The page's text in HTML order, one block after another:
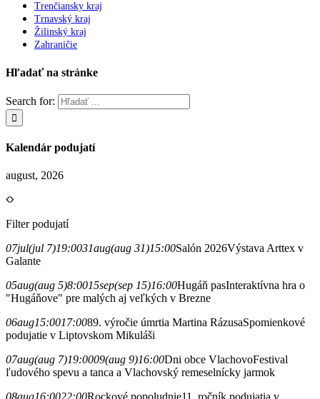
Trenčiansky kraj
Trnavský kraj
Žilinský kraj
Zahraničie
Hľadať na stránke
Search for:
Kalendár podujatí
august, 2026
Filter podujatí
07jul(jul 7)19:0031aug(aug 31)15:00Salón 2026Výstava Arttex v
Galante
05aug(aug 5)8:0015sep(sep 15)16:00Hugáň pasInteraktívna hra o
"Hugáňove" pre malých aj veľkých v Brezne
06aug15:0017:0089. výročie úmrtia Martina RázusaSpomienkové
podujatie v Liptovskom Mikuláši
07aug(aug 7)19:0009(aug 9)16:00Dni obce VlachovoFestival
ľudového spevu a tanca a Vlachovský remeselnícky jarmok